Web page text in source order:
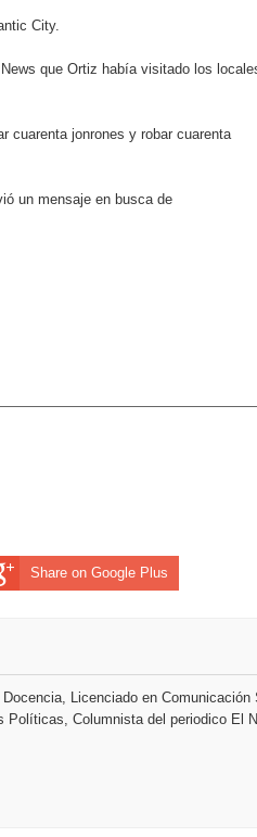
retos y oportunidades
cines impulsada por la
como vicepresidenta
localidad de Oficina Regional
millones para emprendedoras
trayectoria artística con nuevo
que Banreservas seguirá
en Santiago el segundo
37001 y se convierte en la
City.
que Ortiz había visitado los
cuarenta jonrones y robar cuarenta
un mensaje en busca de
Share on Google Plus
Licenciado en
Políticas, Columnista del periodico El